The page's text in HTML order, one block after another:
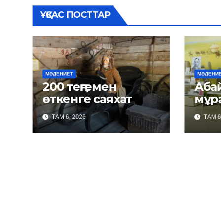
ҰҚСАС ПОСТТАР
МӘДЕНИЕТ
200 теңгемен
өткенге саяхат
ТАМ 6, 2026 ТАМ